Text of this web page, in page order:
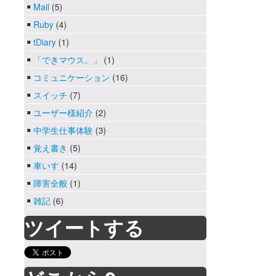
Mail (5)
Ruby (4)
tDiary (1)
「できマウス。」
(1)
コミュニケーション (16)
スイッチ (7)
ユーザー様紹介 (2)
中学生仕事体験 (3)
覚え書き (5)
車いす (14)
障害全般 (1)
雑記 (6)
ツイートする